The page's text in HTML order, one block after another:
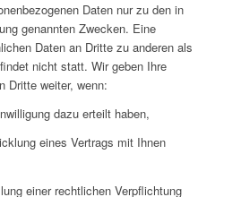
Daten nur zu den in
genannten Zwecken. Eine
Daten an Dritte zu anderen als
nicht statt. Wir geben Ihre
Dritte weiter, wenn:
dazu erteilt haben,
eines Vertrags mit Ihnen
einer rechtlichen Verpflichtung